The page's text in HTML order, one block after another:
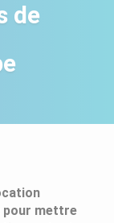
de
pour mettre